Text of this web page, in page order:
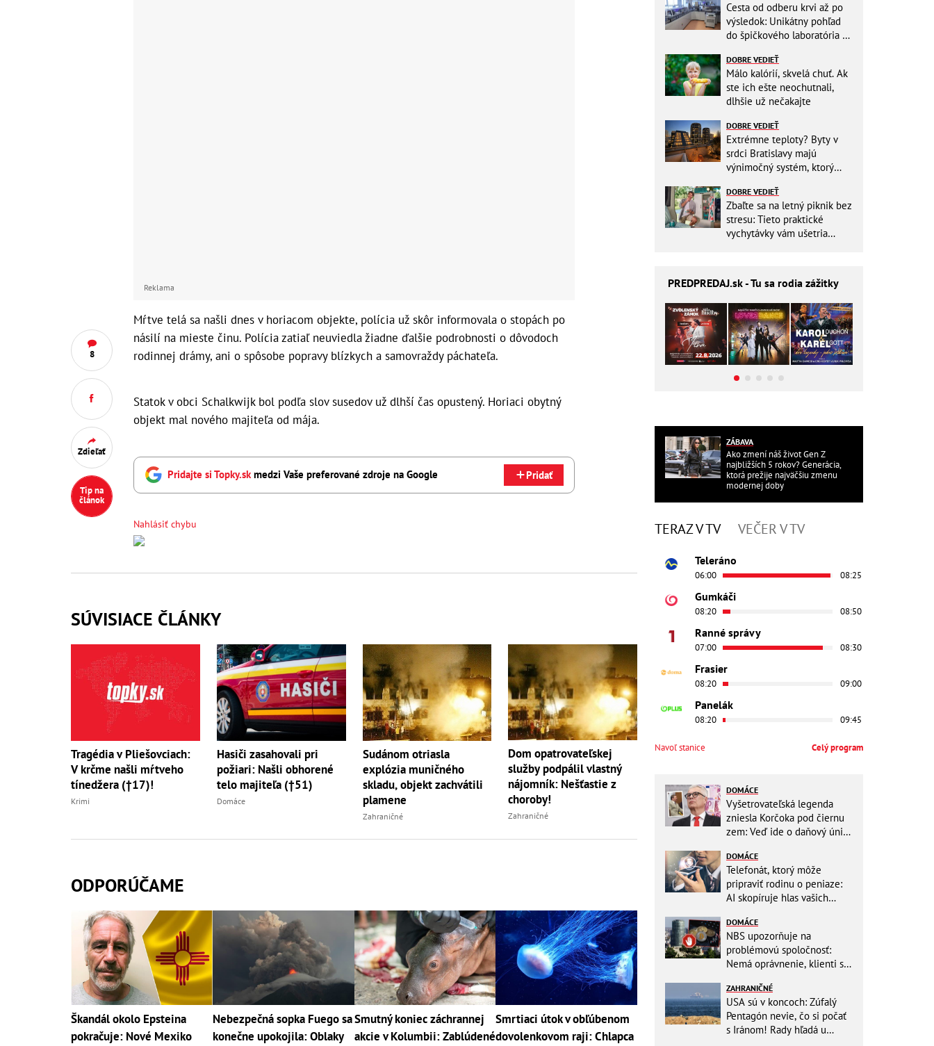
8
Zdieľať
Tip na
článok
Reklama
Mŕtve telá sa našli dnes v horiacom objekte, polícia už skôr informovala o stopách po
násilí na mieste činu. Polícia zatiaľ neuviedla žiadne ďalšie podrobnosti o dôvodoch
rodinnej drámy, ani o spôsobe popravy blízkych a samovraždy páchateľa.
Statok v obci Schalkwijk bol podľa slov susedov už dlhší čas opustený. Horiaci obytný
objekt mal nového majiteľa od mája.
Pridajte si Topky.skmedzi Vaše preferované zdroje na Google Pridať
Nahlásiť chybu
SÚVISIACE ČLÁNKY
Tragédia v Pliešovciach:
V krčme našli mŕtveho
tínedžera (†17)!
Krimi
Hasiči zasahovali pri
požiari: Našli obhorené
telo majiteľa (†51)
Domáce
Sudánom otriasla
explózia muničného
skladu, objekt zachvátili
plamene
Zahraničné
Dom opatrovateľskej
služby podpálil vlastný
nájomník: Nešťastie z
choroby!
Zahraničné
ODPORÚČAME
Škandál okolo Epsteina
pokračuje: Nové Mexiko
Nebezpečná sopka Fuego sa
konečne upokojila: Oblaky
Smutný koniec záchrannej
akcie v Kolumbii: Zablúdené
Smrtiaci útok v obľúbenom
dovolenkovom raji: Chlapca
Cesta od odberu krvi až po
výsledok: Unikátny pohľad
do špičkového laboratória na
DOBRE VEDIEŤ
Málo kalórií, skvelá chuť. Ak
ste ich ešte neochutnali,
dlhšie už nečakajte
DOBRE VEDIEŤ
Extrémne teploty? Byty v
srdci Bratislavy majú
výnimočný systém, ktorý
DOBRE VEDIEŤ
Zbaľte sa na letný piknik bez
stresu: Tieto praktické
vychytávky vám ušetria
PREDPREDAJ.sk - Tu sa rodia zážitky
ZÁBAVA
Ako zmení náš život Gen Z
najbližších 5 rokov? Generácia,
ktorá prežije najväčšiu zmenu
modernej doby
TERAZ V TV VEČER V TV
Teleráno
06:00 08:25
Gumkáči
08:20 08:50
Ranné správy
07:00 08:30
Frasier
08:20 09:00
Panelák
08:20 09:45
Navoľ stanice Celý program
DOMÁCE
Vyšetrovateľská legenda
zniesla Korčoka pod čiernu
zem: Veď ide o daňový únik
basou!
DOMÁCE
Telefonát, ktorý môže
pripraviť rodinu o peniaze:
AI skopíruje hlas vašich
jednoduchý trik
DOMÁCE
NBS upozorňuje na
problémovú spoločnosť:
Nemá oprávnenie, klienti sa
ZAHRANIČNÉ
USA sú v koncoch: Zúfalý
Pentagón nevie, čo si počať
s Iránom! Rady hľadá u